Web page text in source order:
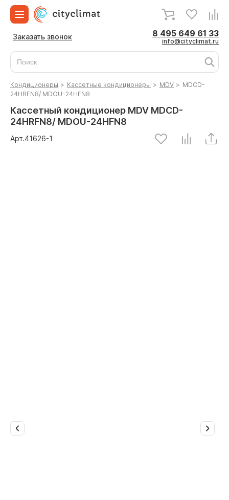
Заказать звонок 8 495 649 61 33
info@cityclimat.ru
Кондиционеры > Кассетные кондиционеры > MDV > MDCD-
24HRFN8/ MDOU-24HFN8
Кассетный кондиционер MDV MDCD-
24HRFN8/ MDOU-24HFN8
Арт.41626-1